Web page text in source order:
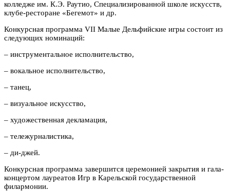
колледже им. К.Э. Раутио, Специализированной школе искусств,
клубе-ресторане «Бегемот» и др.
Конкурсная программа VII Малые Дельфийские игры состоит из
следующих номинаций:
– инструментальное исполнительство,
– вокальное исполнительство,
– танец,
– визуальное искусство,
– художественная декламация,
– тележурналистика,
– ди-джей.
Конкурсная программа завершится церемонией закрытия и гала-
концертом лауреатов Игр в Карельской государственной
филармонии.